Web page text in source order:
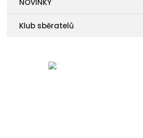
NOVINKY
Klub sběratelů